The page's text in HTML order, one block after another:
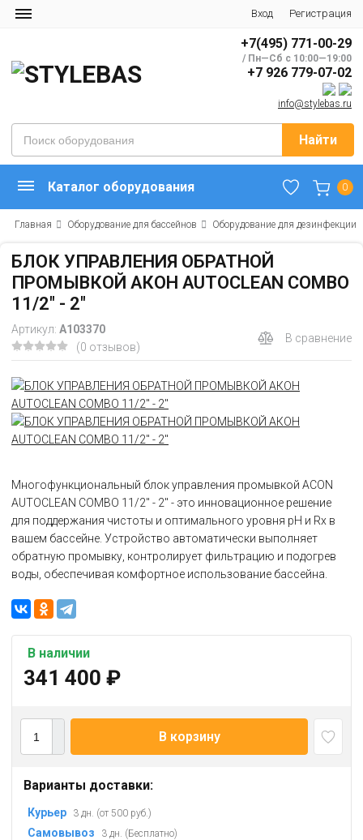
Вход Регистрация
+7(495) 771-00-29
/ Пн—Сб с 10:00—19:00
+7 926 779-07-02
info@stylebas.ru
Найти
0
Каталог оборудования
Главная Оборудование для бассейнов Оборудование для дезинфекции
БЛОК УПРАВЛЕНИЯ ОБРАТНОЙ
ПРОМЫВКОЙ АКОН AUTOCLEAN COMBO
11/2" - 2"
Артикул: А103370
(0 отзывов)
В сравнение
Многофункциональный блок управления промывкой ACON
AUTOCLEAN COMBO 11/2" - 2" - это инновационное решение
для поддержания чистоты и оптимального уровня pH и Rx в
вашем бассейне. Устройство автоматически выполняет
обратную промывку, контролирует фильтрацию и подогрев
воды, обеспечивая комфортное использование бассейна.
В наличии
341 400 ₽
В корзину
Варианты доставки:
Курьер 3 дн. (от 500 руб.)
Самовывоз 3 дн. (Бесплатно)